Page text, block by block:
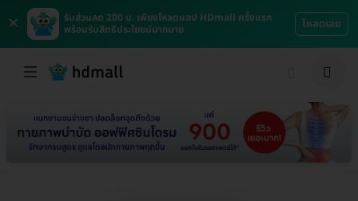
×
รับส่วนลด 200 บ. เพียงโหลดแอป HDmall ครั้งแรก
พร้อมรับสิทธิประโยชน์มากมาย
โหลดเลย